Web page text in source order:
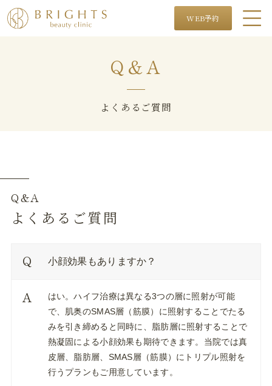
WEB予約
Q＆A
よくあるご質問
Q&A
よくあるご質問
小顔効果もありますか？
はい。ハイフ治療は異なる3つの層に照射が可能
で、肌奥のSMAS層（筋膜）に照射することでたる
みを引き締めると同時に、脂肪層に照射することで
熱凝固による小顔効果も期待できます。当院では真
皮層、脂肪層、SMAS層（筋膜）にトリプル照射を
行うプランもご用意しています。